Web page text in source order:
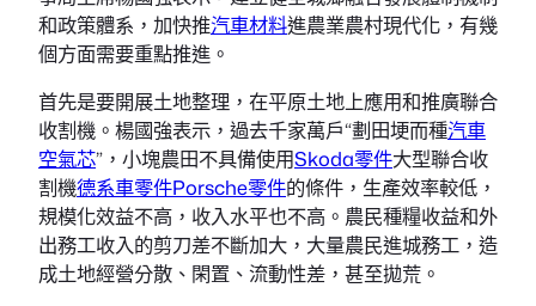
和政策體系，加快推汽車材料進農業農村現代化，有幾
個方面需要重點推進。
首先是要開展土地整理，在平原土地上應用和推廣聯合
收割機。楊國強表示，過去千家萬戶“劃田埂而種汽車
空氣芯”，小塊農田不具備使用Skoda零件大型聯合收
割機德系車零件Porsche零件的條件，生產效率較低，
規模化效益不高，收入水平也不高。農民種糧收益和外
出務工收入的剪刀差不斷加大，大量農民進城務工，造
成土地經營分散、閑置、流動性差，甚至拋荒。